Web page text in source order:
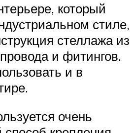
который
стиле,
стеллажа из
и фитингов.
и в
очень